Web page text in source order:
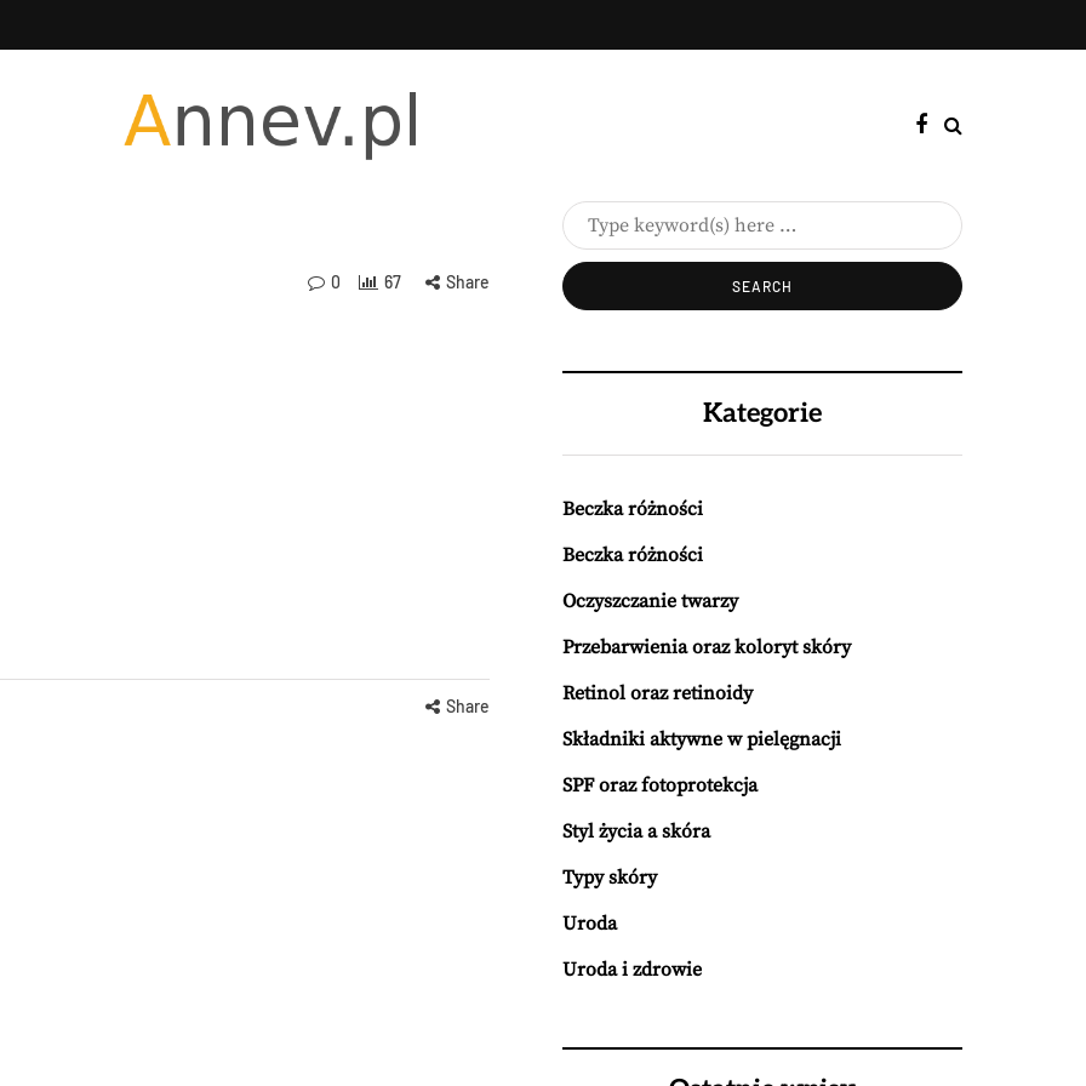
0 67 Share
Share
Kategorie
Beczka różności
Beczka różności
Oczyszczanie twarzy
Przebarwienia oraz koloryt skóry
Retinol oraz retinoidy
Składniki aktywne w pielęgnacji
SPF oraz fotoprotekcja
Styl życia a skóra
Typy skóry
Uroda
Uroda i zdrowie